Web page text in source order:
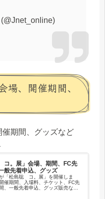
、開催期間、
期間、グッズなど
コ。展」会場、期間、FC先
般先着申込、グッズ
「松島聡 コ。展」を開催しま
催期間、入場料、チケット、FC先
、一般先着申込、グッズ販売など